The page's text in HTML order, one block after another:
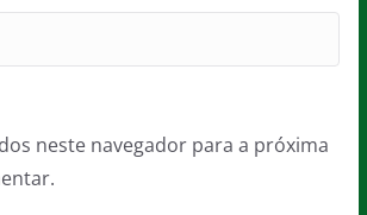
neste navegador para a próxima